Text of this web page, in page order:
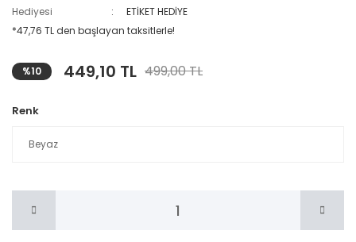
Hediyesi
ETİKET HEDİYE
*47,76 TL den başlayan taksitlerle!
%10 449,10 TL 499,00 TL
Renk